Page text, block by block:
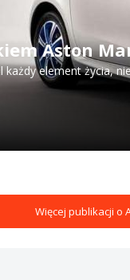
Aston
każdy element życia,
Więcej publikacji o